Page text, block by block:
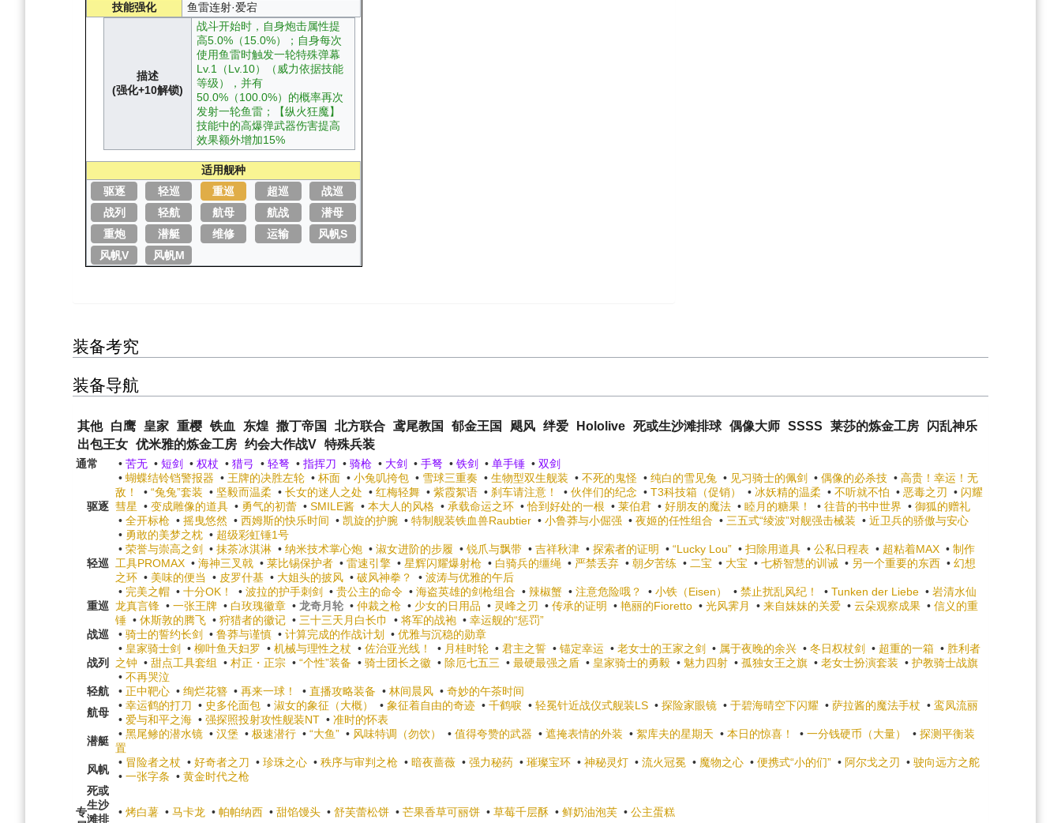
技能强化
鱼雷连射·爱宕
描述
(强化+10解锁)
战斗开始时，自身炮击属性提
高5.0%（15.0%）；自身每次
使用鱼雷时触发一轮特殊弹幕
Lv.1（Lv.10）（威力依据技能
等级），并有
50.0%（100.0%）的概率再次
发射一轮鱼雷；【纵火狂魔】
技能中的高爆弹武器伤害提高
效果额外增加15%
适用舰种
驱逐
轻巡 重巡 超巡
战巡
战列
轻航 航母 航战
潜母
重炮
潜艇 维修 运输
风帆S
风帆V
风帆M
装备考究
装备导航
其他 白鹰 皇家 重樱 铁血 东煌 撒丁帝国 北方联合 鸢尾教国 郁金王国 飓风 绊爱 Hololive 死或生沙滩排球 偶像大师 SSSS 莱莎的炼金工房
闪乱神乐
出包王女 优米雅的炼金工房 约会大作战V 特殊兵装
通常 • 苦无 • 短剑 • 权杖 • 猎弓 • 轻弩 • 指挥刀 • 骑枪 • 大剑 • 手弩 • 铁剑 • 单手锤 • 双剑
专
驱逐
• 蝴蝶结铃铛警报器 • 王牌的决胜左轮 • 杯面 • 小兔叽挎包 • 雪球三重奏 • 生物型双生舰装 • 不死的鬼怪 • 纯白的雪见兔 • 见习骑士的佩剑 • 偶像的必杀技 • 高贵！幸运！无
敌！
• “兔兔”套装 • 坚毅而温柔 • 长女的迷人之处 • 红梅轻舞 • 紫霞絮语 • 刹车请注意！ • 伙伴们的纪念 • T3科技箱（促销） • 冰妖精的温柔 • 不听就不怕 • 恶毒之刃 • 闪耀
彗星 • 变成雕像的道具 • 勇气的初蕾 • SMILE酱 • 本大人的风格 • 承载命运之环 •恰到好处的一根 • 莱伯君 • 好朋友的魔法 • 睦月的糖果！ • 往昔的书中世界 • 御狐的赠礼
• 全开标枪 • 摇曳悠然 • 西姆斯的快乐时间 • 凯旋的护腕 • 特制舰装铁血兽Raubtier • 小鲁莽与小倔强 • 夜姬的任性组合 • 三五式“绫波”对舰强击械装 • 近卫兵的骄傲与安心
• 勇敢的美梦之枕 • 超级彩虹锤1号
轻巡
• 荣誉与崇高之剑 • 抹茶冰淇淋 • 纳米技术掌心炮 • 淑女进阶的步履 • 锐爪与飘带 • 吉祥秋津 • 探索者的证明 • “Lucky Lou” • 扫除用道具 • 公私日程表 • 超粘着MAX • 制作
工具PROMAX • 海神三叉戟 • 莱比锡保护者 • 雷速引擎 • 星辉闪耀爆射枪 • 白骑兵的缰绳 • 严禁丢弃 • 朝夕苦练 • 二宝 • 大宝 • 七桥智慧的训诫 • 另一个重要的东西 • 幻想
之环 • 美味的便当 • 皮罗什基 • 大姐头的披风 • 破风神拳？ • 波涛与优雅的午后
重巡
• 完美之帽 • 十分OK！ • 波拉的护手刺剑 • 贵公主的命令 • 海盗英雄的剑枪组合 • 辣椒蟹 • 注意危险哦？ • 小铁（Eisen） • 禁止扰乱风纪！ • Tunken der Liebe • 岩清水仙
龙真言锋 • 一张王牌 • 白玫瑰徽章 • 龙奇月轮 • 仲裁之枪 • 少女的日用品 • 灵峰之刃 • 传承的证明 • 艳丽的Fioretto • 光风霁月 • 来自妹妹的关爱 • 云朵观察成果 • 信义的重
锤 • 休斯敦的腾飞 • 狩猎者的徽记 • 三十三天月白长巾 • 将军的战袍 • 幸运舰的“惩罚”
战巡
• 骑士的誓约长剑 • 鲁莽与谨慎 • 计算完成的作战计划 • 优雅与沉稳的勋章
战列
• 皇家骑士剑 • 柳叶鱼天妇罗 • 机械与理性之杖 • 佐治亚光线！ • 月桂时轮 • 君主之誓 • 锚定幸运 • 老女士的王家之剑 • 属于夜晚的余兴 • 冬日权杖剑 • 超重的一箱 • 胜利者
之钟 • 甜点工具套组 • 村正・正宗 • “个性”装备 • 骑士团长之徽 • 除厄七五三 • 最硬最强之盾 • 皇家骑士的勇毅 • 魅力四射 • 孤独女王之旗 • 老女士扮演套装 • 护教骑士战旗
• 不再哭泣
轻航
• 正中靶心 • 绚烂花簪 • 再来一球！ • 直播攻略装备 • 林间晨风 • 奇妙的午茶时间
航母
• 幸运鹤的打刀 • 史多伦面包 • 淑女的象征（大概） • 象征着自由的奇迹 • 千鹤唳 • 轻冕针近战仪式舰装LS • 探险家眼镜 • 于碧海晴空下闪耀 • 萨拉酱的魔法手杖 • 鸾凤流丽
• 爱与和平之海 • 强探照投射攻性舰装NT • 准时的怀表
潜艇
• 黑尾鲹的潜水镜 • 汉堡 • 极速潜行 • “大鱼” • 风味特调（勿饮） • 值得夸赞的武器 • 遮掩表情的外装 • 絮库夫的星期天 • 本日的惊喜！ • 一分钱硬币（大量） • 探测平衡装
置
风帆
• 冒险者之杖 • 好奇者之刀 • 珍珠之心 • 秩序与审判之枪 • 暗夜蔷薇 • 强力秘药 • 璀璨宝环 • 神秘灵灯 • 流火冠冕 • 魔物之心 • 便携式“小的们” • 阿尔戈之刃 • 驶向远方之舵
• 一张字条 • 黄金时代之枪
死或
生沙
滩排
• 烤白薯 • 马卡龙 • 帕帕纳西 • 甜馅馒头 • 舒芙蕾松饼 • 芒果香草可丽饼 • 草莓千层酥 • 鲜奶油泡芙 • 公主蛋糕